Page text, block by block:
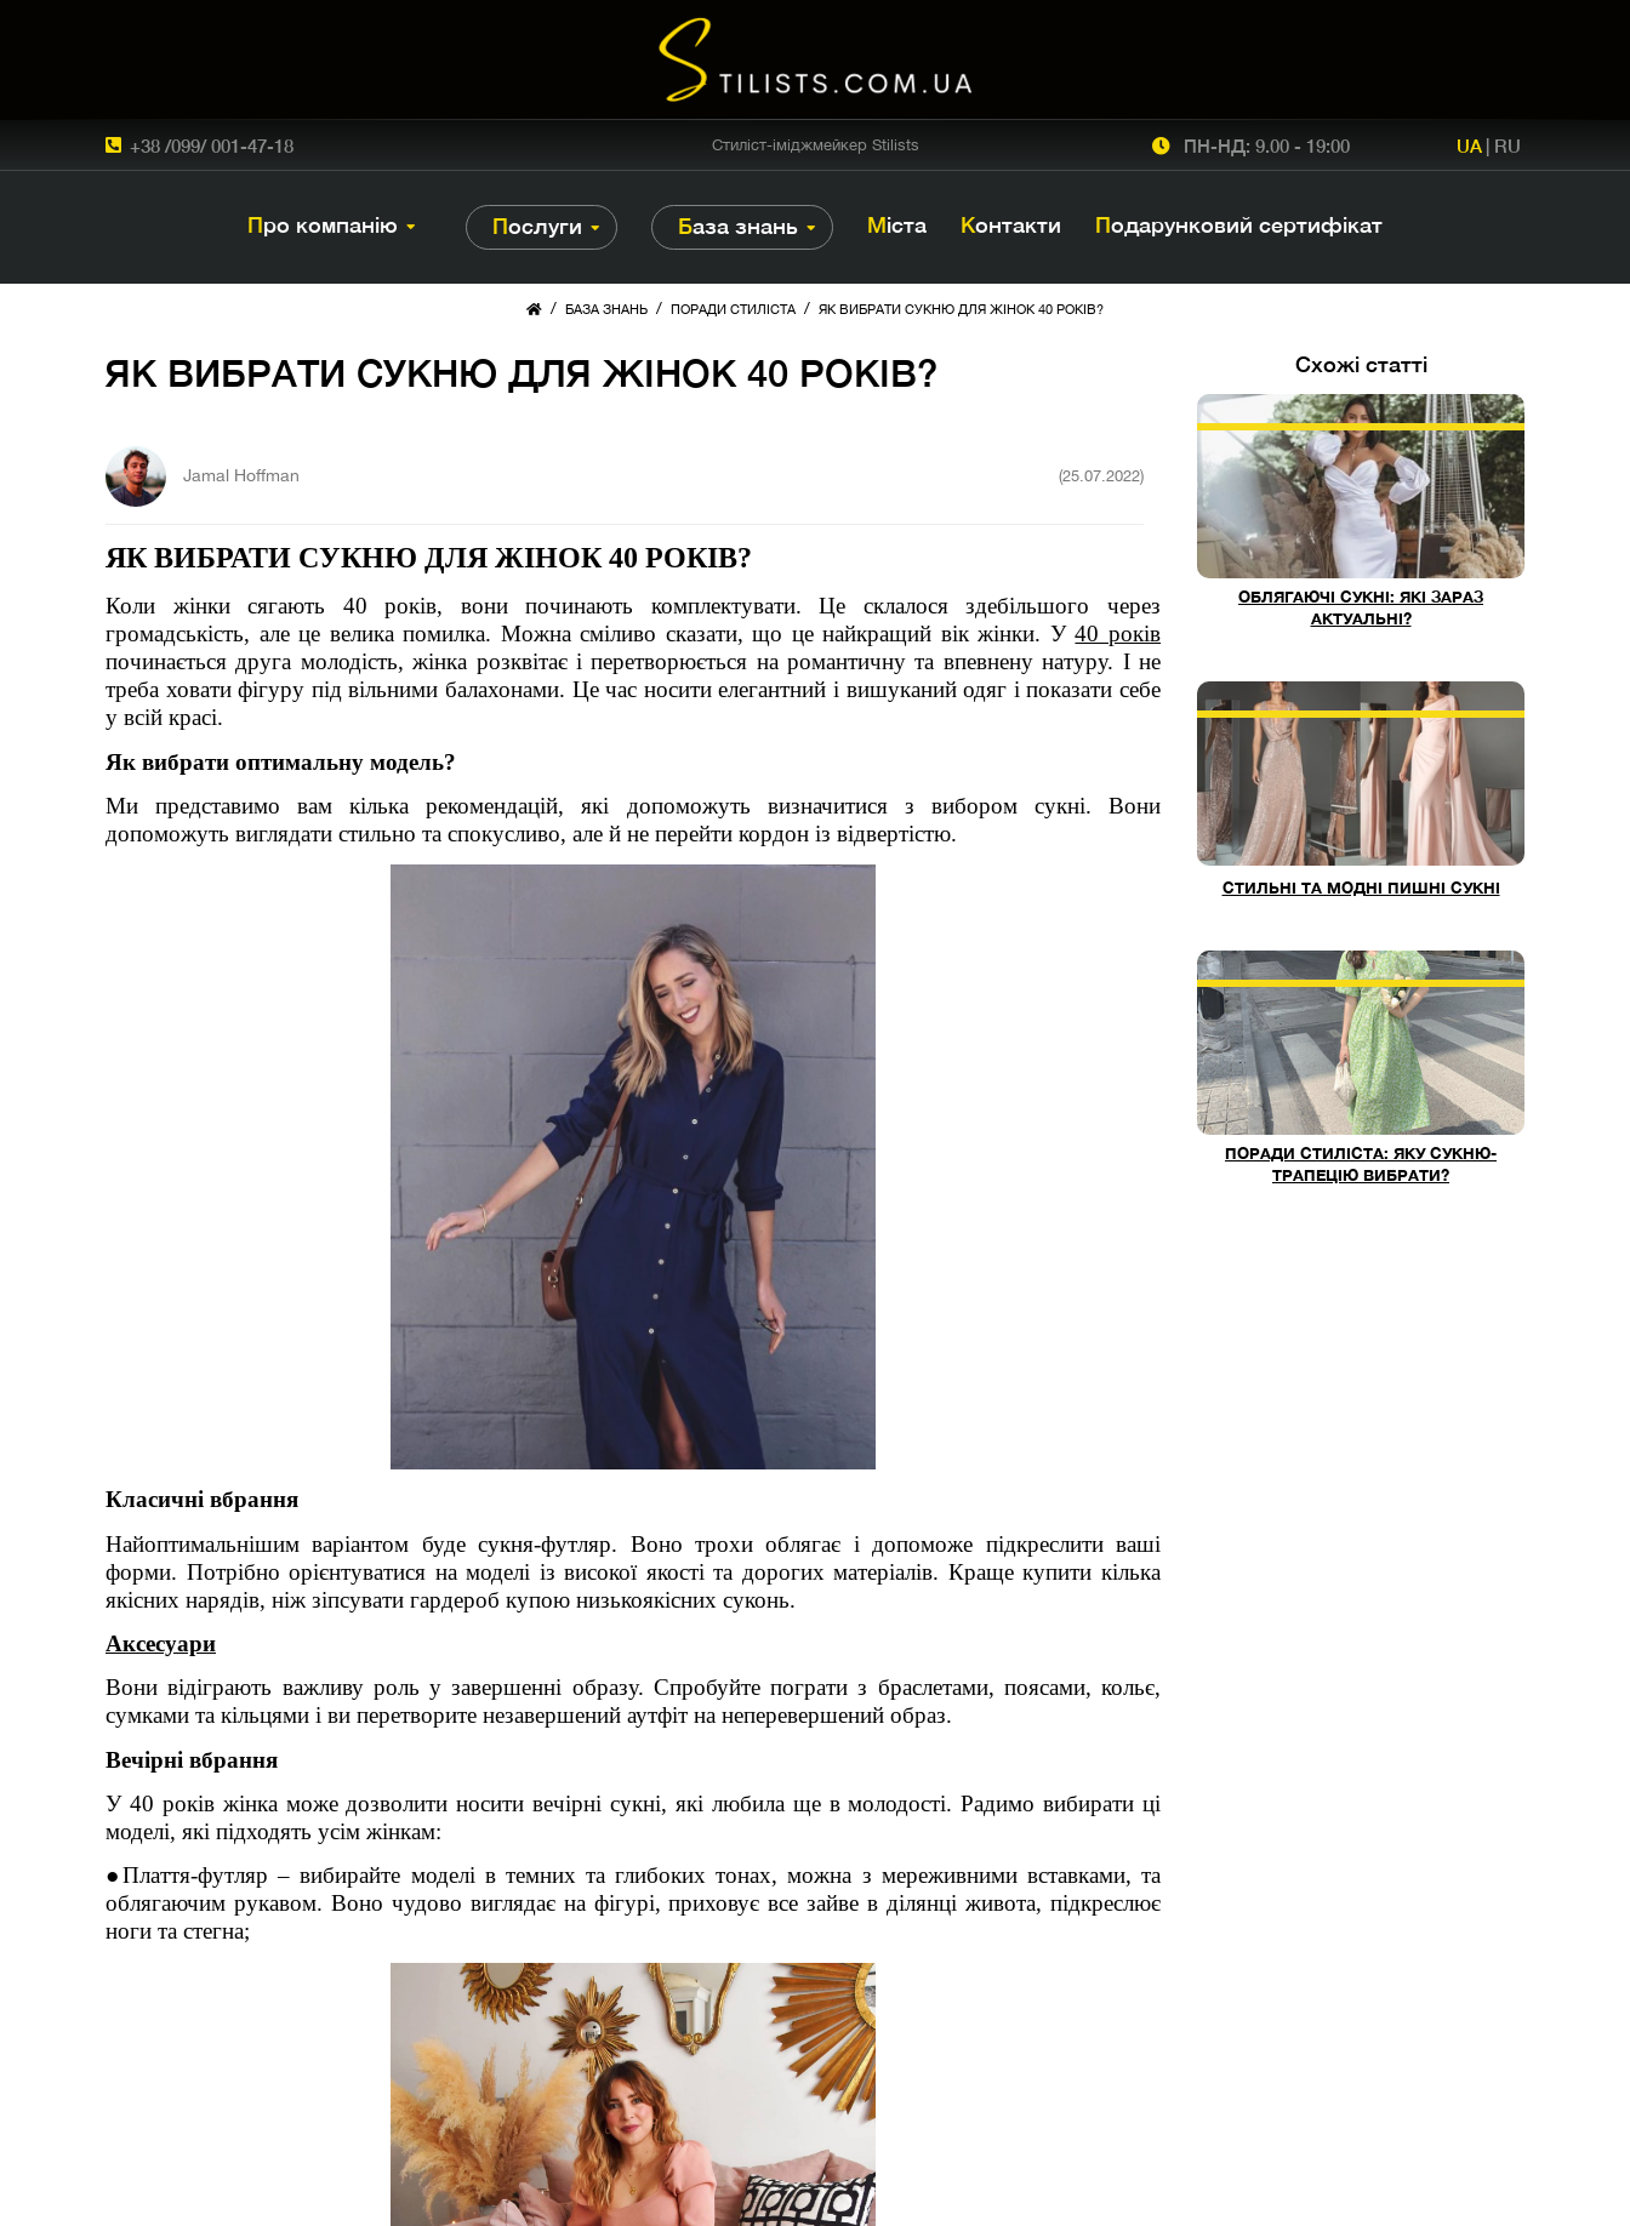
+38 /099/ 001-47-18 Стиліст-іміджмейкер Stilists ПН-НД: 9.00 - 19:00 UA | RU
Про компанію Послуги База знань Міста Контакти Подарунковий сертифікат
/ БАЗА ЗНАНЬ / ПОРАДИ СТИЛІСТА / ЯК ВИБРАТИ СУКНЮ ДЛЯ ЖІНОК 40 РОКІВ?
ЯК ВИБРАТИ СУКНЮ ДЛЯ ЖІНОК 40 РОКІВ?
Jamal Hoffman (25.07.2022)
ЯК ВИБРАТИ СУКНЮ ДЛЯ ЖІНОК 40 РОКІВ?
Коли жінки сягають 40 років, вони починають комплектувати. Це склалося здебільшого через
громадськість, але це велика помилка. Можна сміливо сказати, що це найкращий вік жінки. У40 років
починається друга молодість, жінка розквітає і перетворюється на романтичну та впевнену натуру. І не
треба ховати фігуру під вільними балахонами. Це час носити елегантний і вишуканий одяг і показати себе
у всій красі.
Як вибрати оптимальну модель?
Ми представимо вам кілька рекомендацій, які допоможуть визначитися з вибором сукні. Вони
допоможуть виглядати стильно та спокусливо, але й не перейти кордон із відвертістю.
Класичні вбрання
Найоптимальнішим варіантом буде сукня-футляр. Воно трохи облягає і допоможе підкреслити ваші
форми. Потрібно орієнтуватися на моделі із високої якості та дорогих матеріалів. Краще купити кілька
якісних нарядів, ніж зіпсувати гардероб купою низькоякісних суконь.
Аксесуари
Вони відіграють важливу роль у завершенні образу. Спробуйте пограти з браслетами, поясами, кольє,
сумками та кільцями і ви перетворите незавершений аутфіт на неперевершений образ.
Вечірні вбрання
У 40 років жінка може дозволити носити вечірні сукні, які любила ще в молодості. Радимо вибирати ці
моделі, які підходять усім жінкам:
●Плаття-футляр – вибирайте моделі в темних та глибоких тонах, можна з мереживними вставками, та
облягаючим рукавом. Воно чудово виглядає на фігурі, приховує все зайве в ділянці живота, підкреслює
ноги та стегна;
Схожі статті
ОБЛЯГАЮЧІ СУКНІ: ЯКІ ЗАРАЗ
АКТУАЛЬНІ?
СТИЛЬНІ ТА МОДНІ ПИШНІ СУКНІ
ПОРАДИ СТИЛІСТА: ЯКУ СУКНЮ-
ТРАПЕЦІЮ ВИБРАТИ?